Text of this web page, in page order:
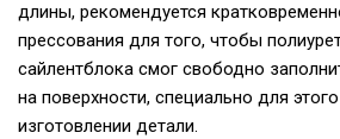
длины, рекомендуется
прессования для того, чтобы
сайлентблока смог свободно
на поверхности, специально для
изготовлении детали.